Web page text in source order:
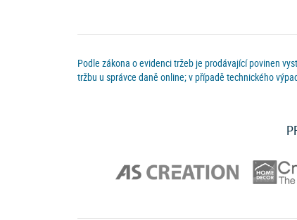
Podle zákona o evidenci tržeb je prodávající povinen
tržbu u správce daně online; v případě technického